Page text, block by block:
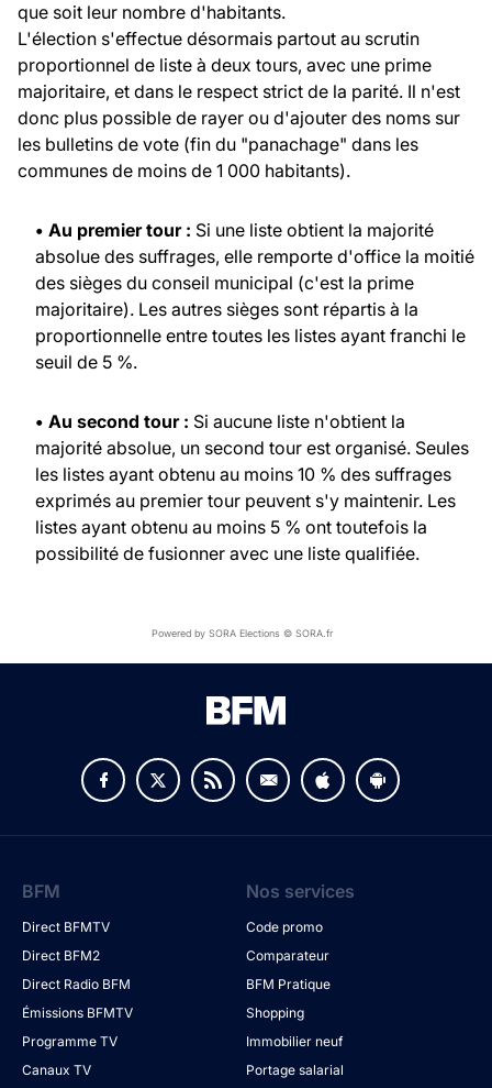
que soit leur nombre d'habitants.
L'élection s'effectue désormais partout au scrutin
proportionnel de liste à deux tours, avec une prime
majoritaire, et dans le respect strict de la parité. Il n'est
donc plus possible de rayer ou d'ajouter des noms sur
les bulletins de vote (fin du "panachage" dans les
communes de moins de 1 000 habitants).
• Au premier tour : Si une liste obtient la majorité
absolue des suffrages, elle remporte d'office la moitié
des sièges du conseil municipal (c'est la prime
majoritaire). Les autres sièges sont répartis à la
proportionnelle entre toutes les listes ayant franchi le
seuil de 5 %.
• Au second tour : Si aucune liste n'obtient la
majorité absolue, un second tour est organisé. Seules
les listes ayant obtenu au moins 10 % des suffrages
exprimés au premier tour peuvent s'y maintenir. Les
listes ayant obtenu au moins 5 % ont toutefois la
possibilité de fusionner avec une liste qualifiée.
Powered by SORA Elections © SORA.fr
BFM
Direct BFMTV
Direct BFM2
Direct Radio BFM
Émissions BFMTV
Programme TV
Canaux TV
Nos services
Code promo
Comparateur
BFM Pratique
Shopping
Immobilier neuf
Portage salarial